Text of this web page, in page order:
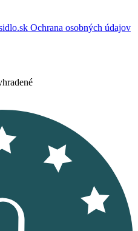
Ochrana osobných údajov